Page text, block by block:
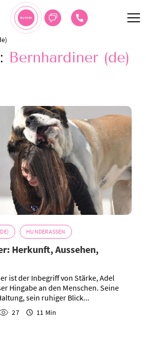
BUCHEN
Bernhardiner (de)
HUNDERASSEN
Herkunft, Aussehen,
ist der Inbegriff von Stärke, Adel
Hingabe an den Menschen. Seine
sein ruhiger Blick...
27 11 Min